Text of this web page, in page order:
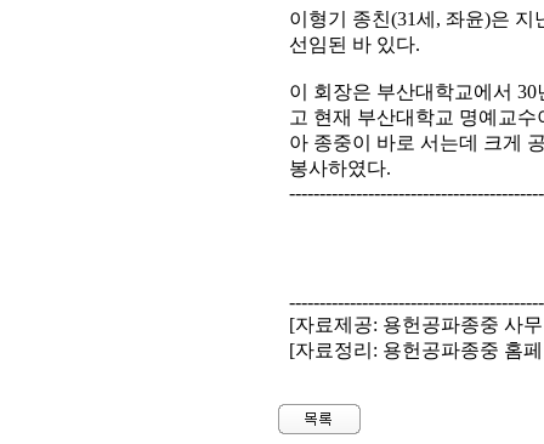
이형기 종친(31세, 좌윤)은
선임된 바 있다.
이 회장은 부산대학교에서
고 현재 부산대학교 명예교
아 종중이 바로 서는데 크게
봉사하였다.
[자료제공: 용헌공파종중 사
[자료정리: 용헌공파종중 홈